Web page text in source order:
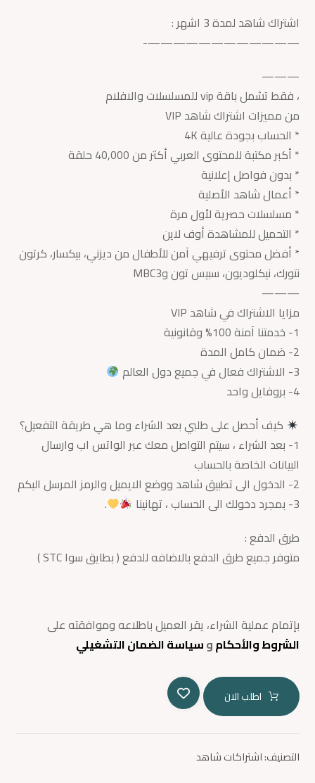
اشتراك شاهد لمدة 3 اشهر :
————————————-
———
، فقط تشمل باقة vip للمسلسلات والافلام
من مميزات اشتراك شاهد VIP
* الحساب بجودة عالية 4K
* أكبر مكتبة للمحتوى العربي أكثر من 40,000 حلقة
* بدون فواصل إعلانية
* أعمال شاهد الأصلية
* مسلسلات حصرية لأول مرة
* التحميل للمشاهدة أوف لاين
* أفضل محتوى ترفيهي آمن للأطفال من ديزني، بيكسار، كرتون
نتورك، نيكلوديون، سبيس تون وMBC3
———
مزايا الاشتراك في شاهد VIP
1- خدمتنا آمنة 100% وقانونية
2- ضمان كامل المدة
3- الاشتراك فعال في جميع دول العالم
4- بروفايل واحد
كيف أحصل على طلبي بعد الشراء وما هي طريقة التفعيل؟
1- بعد الشراء ، سيتم التواصل معك عبر الواتس اب وارسال
البيانات الخاصة بالحساب
2- الدخول الى تطبيق شاهد ووضع الايميل والرمز المرسل اليكم
3- بمجرد دخولك الى الحساب ، تهانينا
.
طرق الدفع :
متوفر جميع طرق الدفع بالاضافه للدفع ( بطايق سوا STC )
بإتمام عملية الشراء، يقر العميل باطلاعه وموافقته على
الشروط والأحكاموسياسة الضمان التشغيلي
اطلب الان
التصنيف:اشتراكات شاهد